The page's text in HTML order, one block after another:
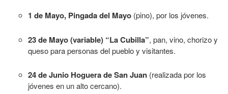
1 de Mayo, Pingada del Mayo (pino), por los jóvenes.
23 de Mayo (variable) “La Cubilla”, pan, vino, chorizo y
queso para personas del pueblo y visitantes.
24 de Junio Hoguera de San Juan (realizada por los
jóvenes en un alto cercano).